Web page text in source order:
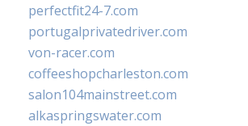
perfectfit24-7.com
portugalprivatedriver.com
von-racer.com
coffeeshopcharleston.com
salon104mainstreet.com
alkaspringswater.com